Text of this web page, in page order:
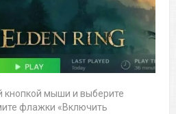
кнопкой мыши и выберите
флажки «Включить